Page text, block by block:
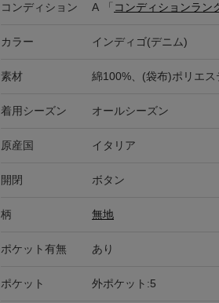
コンディション A 「 コンディションラン
カラー インディゴ(デニム)
素材 綿100%、(袋布)ポリエ
着用シーズン オールシーズン
原産国 イタリア
開閉 ボタン
柄 無地
ポケット有無 あり
ポケット 外ポケット:5